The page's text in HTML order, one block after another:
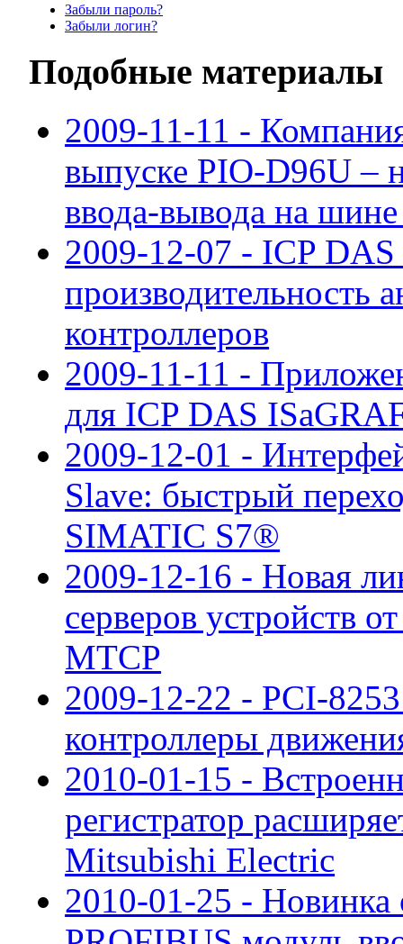
Забыли пароль?
Забыли логин?
Подобные материалы
2009-11-11 -
выпуске PIO-D96U –
ввода-вывода на
2009-12-07 - ICP DAS
производительность
контроллеров
2009-11-11 -
для ICP DAS
2009-12-01 -
Slave: быстрый
SIMATIC S7®
2009-12-16 - Новая
серверов устройств
MTCP
2009-12-22 - PCI-
контроллеры
2010-01-15 -
регистратор
Mitsubishi Electric
2010-01-25 -